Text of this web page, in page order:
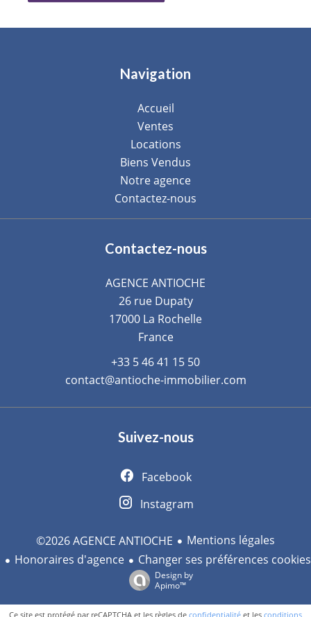
Navigation
Accueil
Ventes
Locations
Biens Vendus
Notre agence
Contactez-nous
Contactez-nous
AGENCE ANTIOCHE
26 rue Dupaty
17000 La Rochelle
France
+33 5 46 41 15 50
contact@antioche-immobilier.com
Suivez-nous
Facebook
Instagram
©2026 AGENCE ANTIOCHE
Mentions légales
Honoraires d'agence
Changer ses préférences cookies
Design by
Apimo™
Ce site est protégé par reCAPTCHA et les règles de confidentialité et les conditions